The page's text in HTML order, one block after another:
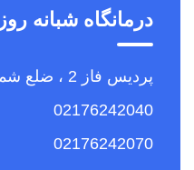
درمانگاه شبانه
پردیس فاز 2 ، ضلع شمال غربی میدان امام
02176242040
02176242070